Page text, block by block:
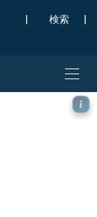
| |
デル